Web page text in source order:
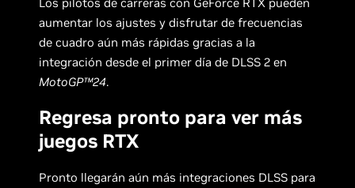
aumentar los ajustes y disfrutar de frecuencias
de cuadro aún más rápidas gracias a la
integración desde el primer día de DLSS 2 en
MotoGP™24.
Regresa pronto para ver más
juegos RTX
Pronto llegarán aún más integraciones DLSS para